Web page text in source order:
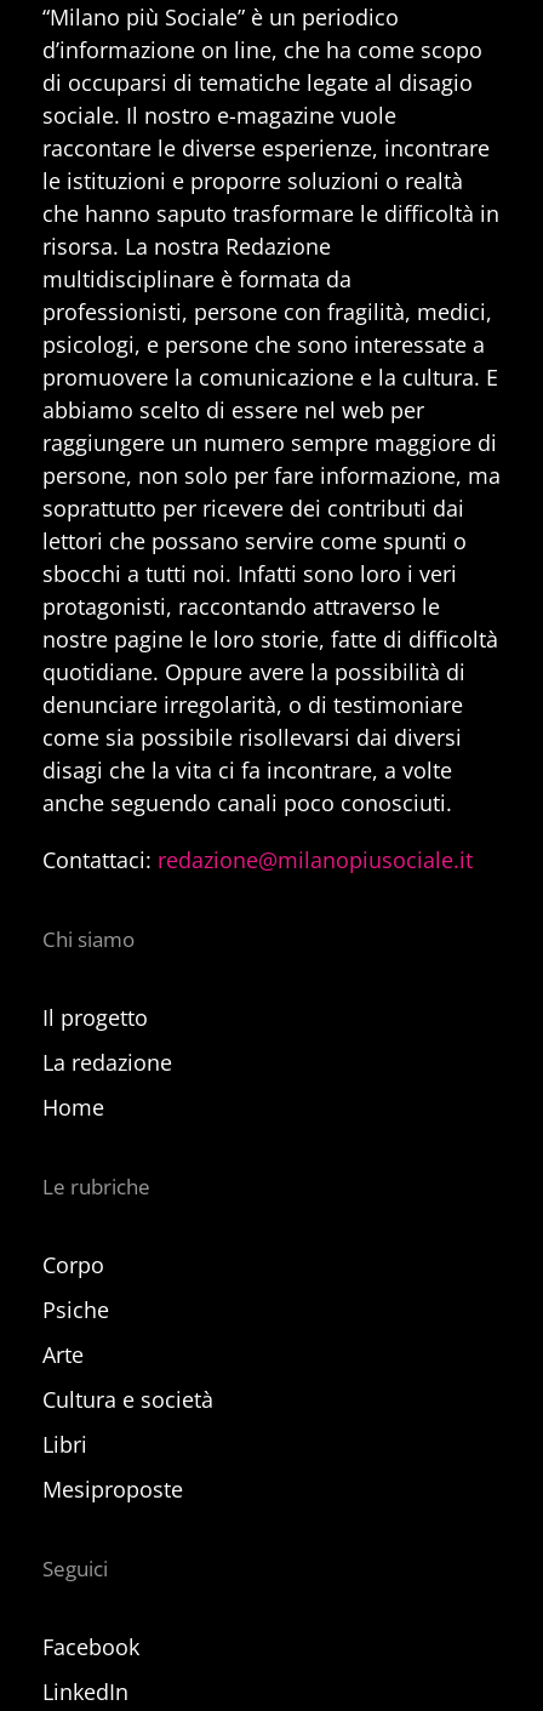
“Milano più Sociale” è un periodico
d’informazione on line, che ha come scopo
di occuparsi di tematiche legate al disagio
sociale. Il nostro e-magazine vuole
raccontare le diverse esperienze, incontrare
le istituzioni e proporre soluzioni o realtà
che hanno saputo trasformare le difficoltà in
risorsa. La nostra Redazione
multidisciplinare è formata da
professionisti, persone con fragilità, medici,
psicologi, e persone che sono interessate a
promuovere la comunicazione e la cultura. E
abbiamo scelto di essere nel web per
raggiungere un numero sempre maggiore di
persone, non solo per fare informazione, ma
soprattutto per ricevere dei contributi dai
lettori che possano servire come spunti o
sbocchi a tutti noi. Infatti sono loro i veri
protagonisti, raccontando attraverso le
nostre pagine le loro storie, fatte di difficoltà
quotidiane. Oppure avere la possibilità di
denunciare irregolarità, o di testimoniare
come sia possibile risollevarsi dai diversi
disagi che la vita ci fa incontrare, a volte
anche seguendo canali poco conosciuti.
Contattaci: redazione@milanopiusociale.it
Chi siamo
Il progetto
La redazione
Home
Le rubriche
Corpo
Psiche
Arte
Cultura e società
Libri
Mesiproposte
Seguici
Facebook
LinkedIn